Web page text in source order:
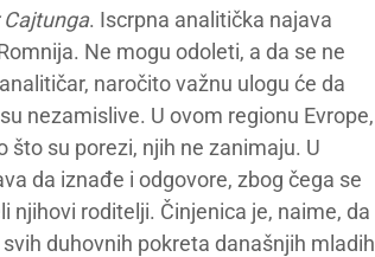
Cajtunga. Iscrpna analitička najava
Ne mogu odoleti, a da se ne
naročito važnu ulogu će da
nezamislive. U ovom regionu Evrope,
su porezi, njih ne zanimaju. U
da iznađe i odgovore, zbog čega se
njihovi roditelji. Činjenica je, naime, da
duhovnih pokreta današnjih mladih